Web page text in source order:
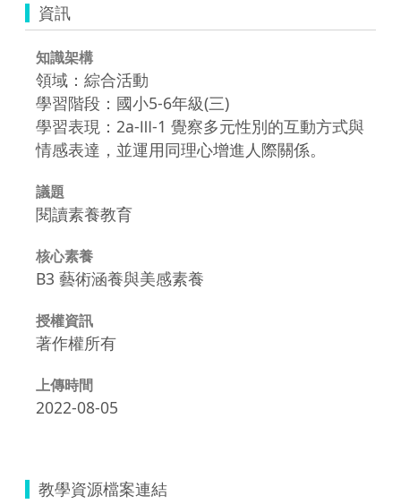
資訊
知識架構
領域：綜合活動
學習階段：國小5-6年級(三)
學習表現：2a-Ⅲ-1 覺察多元性別的互動方式與
情感表達，並運用同理心增進人際關係。
議題
閱讀素養教育
核心素養
B3 藝術涵養與美感素養
授權資訊
著作權所有
上傳時間
2022-08-05
教學資源檔案連結